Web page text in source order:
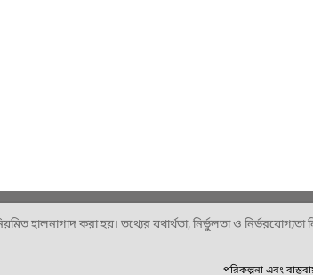
হালনাগাদ করা হয়। তথ্যের যথার্থতা, নির্ভুলতা ও নির্ভরযোগ্যতা
পরিকল্পনা এবং